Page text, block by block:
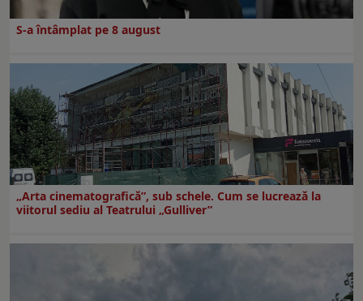
S-a întâmplat pe 8 august
„Arta cinematografică”, sub schele. Cum se lucrează la
viitorul sediu al Teatrului „Gulliver”